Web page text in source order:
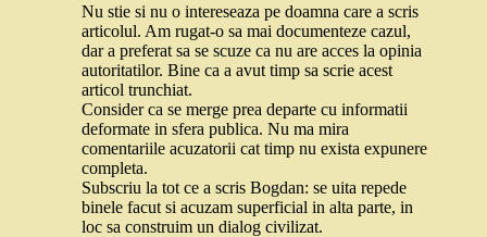
Nu stie si nu o intereseaza pe doamna care a scris
articolul. Am rugat-o sa mai documenteze cazul,
dar a preferat sa se scuze ca nu are acces la opinia
autoritatilor. Bine ca a avut timp sa scrie acest
articol trunchiat.
Consider ca se merge prea departe cu informatii
deformate in sfera publica. Nu ma mira
comentariile acuzatorii cat timp nu exista expunere
completa.
Subscriu la tot ce a scris Bogdan: se uita repede
binele facut si acuzam superficial in alta parte, in
loc sa construim un dialog civilizat.